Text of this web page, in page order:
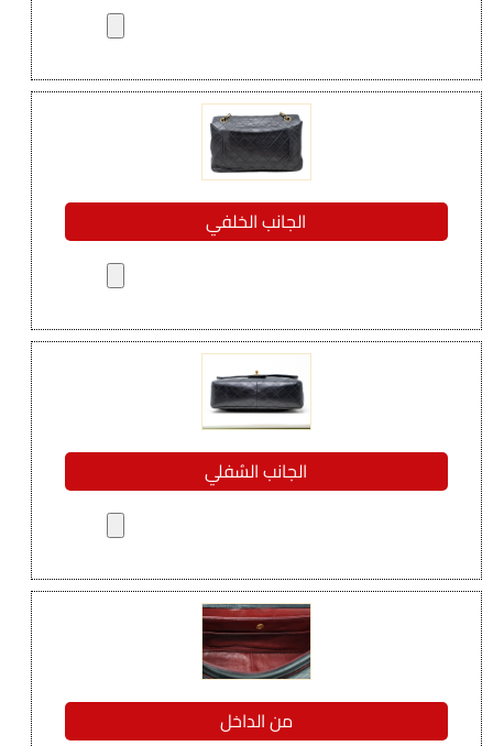
الجانب الخلفي
الجانب السُفلي
من الداخل